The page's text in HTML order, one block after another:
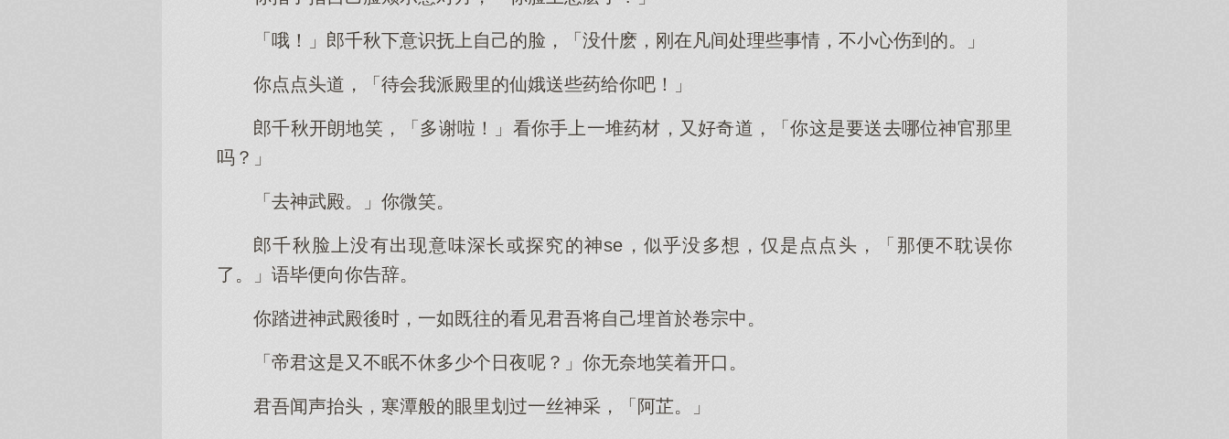
「哦！」郎千秋下意识抚上自己的脸，「没什麽，刚在凡间处理些事情，不小心伤到的。」
你点点头道，「待会我派殿里的仙娥送些药给你吧！」
郎千秋开朗地笑，「多谢啦！」看你手上一堆药材，又好奇道，「你这是要送去哪位神官那里
吗？」
「去神武殿。」你微笑。
郎千秋脸上没有出现意味深长或探究的神se，似乎没多想，仅是点点头，「那便不耽误你
了。」语毕便向你告辞。
你踏进神武殿後时，一如既往的看见君吾将自己埋首於卷宗中。
「帝君这是又不眠不休多少个日夜呢？」你无奈地笑着开口。
君吾闻声抬头，寒潭般的眼里划过一丝神采，「阿芷。」